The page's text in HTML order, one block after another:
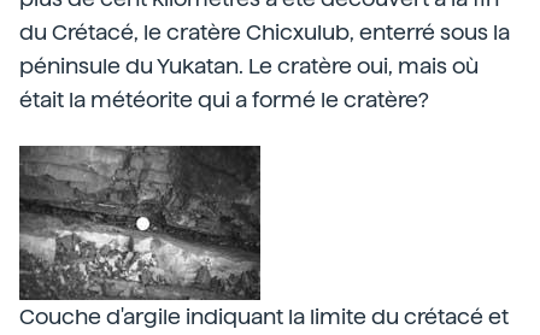
du Crétacé, le cratère Chicxulub, enterré sous la
péninsule du Yukatan. Le cratère oui, mais où
était la météorite qui a formé le cratère?
Couche d'argile indiquant la limite du crétacé et